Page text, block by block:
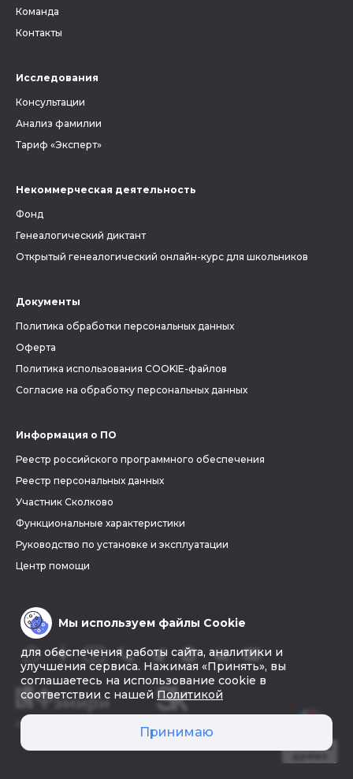
Команда
Контакты
Исследования
Консультации
Анализ фамилии
Тариф «Эксперт»
Некоммерческая деятельность
Фонд
Генеалогический диктант
Открытый генеалогический онлайн-курс для школьников
Документы
Политика обработки персональных данных
Оферта
Политика использования COOKIE-файлов
Согласие на обработку персональных данных
Информация о ПО
Реестр российского программного обеспечения
Реестр персональных данных
Участник Сколково
Функциональные характеристики
Руководство по установке и эксплуатации
Центр помощи
© 2026 «Фэмири»
Мы используем файлы Cookie
для обеспечения работы сайта, аналитики и
улучшения сервиса. Нажимая «Принять», вы
соглашаетесь на использование cookie в
соответствии с нашей Политикой
Принимаю
Создать